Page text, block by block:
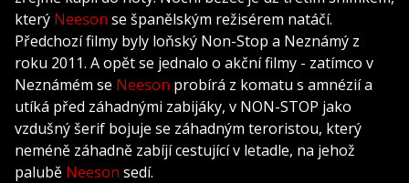
který Neeson se španělským režisérem natáčí.
Předchozí filmy byly loňský Non-Stop a Neznámý z
roku 2011. A opět se jednalo o akční filmy - zatímco v
Neznámém se Neeson probírá z komatu s amnézií a
utíká před záhadnými zabijáky, v NON-STOP jako
vzdušný šerif bojuje se záhadným teroristou, který
neméně záhadně zabíjí cestující v letadle, na jehož
palubě Neeson sedí.